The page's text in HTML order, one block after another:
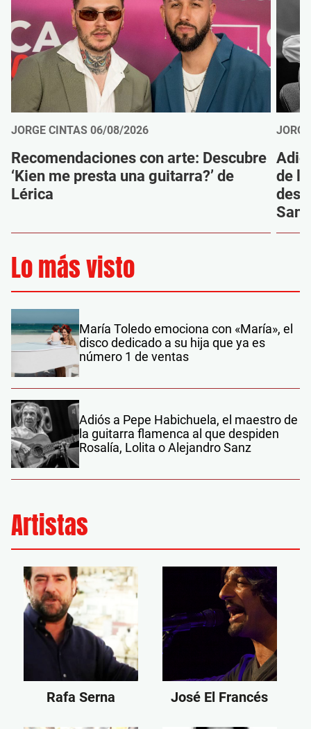
JORGE CINTAS 06/08/2026
Recomendaciones con arte: Descubre
‘Kien me presta una guitarra?’ de
Lérica
de
Sanz
Lo más visto
María Toledo emociona con «María», el
disco dedicado a su hija que ya es
número 1 de ventas
Adiós a Pepe Habichuela, el maestro de
la guitarra flamenca al que despiden
Rosalía, Lolita o Alejandro Sanz
Artistas
Rafa Serna José El Francés